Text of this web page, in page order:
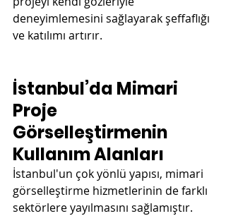
deneyimlemesini sağlayarak şeffaflığı
ve katılımı artırır.
İstanbul’da Mimari
Proje
Görselleştirmenin
Kullanım Alanları
İstanbul'un çok yönlü yapısı, mimari
görselleştirme hizmetlerinin de farklı
sektörlere yayılmasını sağlamıştır.